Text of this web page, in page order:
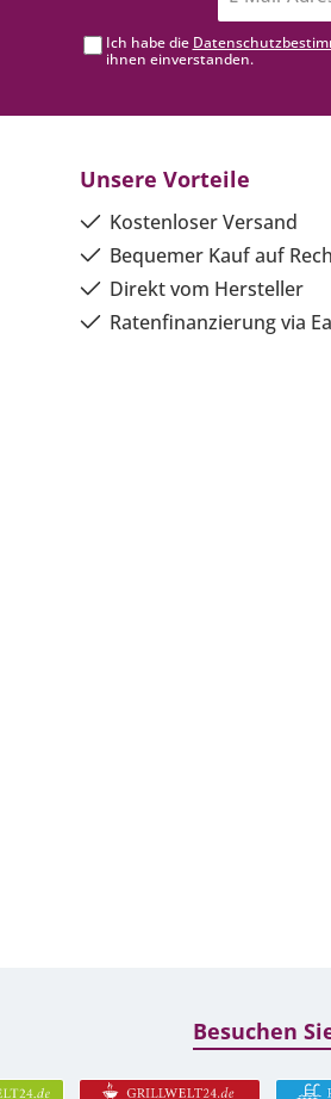
Ich habe die
ihnen einverstanden.
Unsere Vorteile
Kostenloser Versand
Bequemer Kauf auf
Direkt vom Hersteller
Ratenfinanzierung via
Besuchen